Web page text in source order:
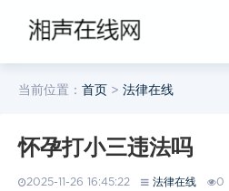
当前位置： 首页 > 法律在线
怀孕打小三违法吗
2025-11-26 16:45:22 法律在线 0